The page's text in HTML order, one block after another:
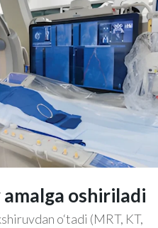
oshiriladi
o‘tadi (MRT, KT,